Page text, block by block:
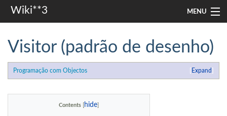
Wiki**3 MENU
investigação
Visitor (padrão de desenho)
Expand
Programação com Objectos
Contents